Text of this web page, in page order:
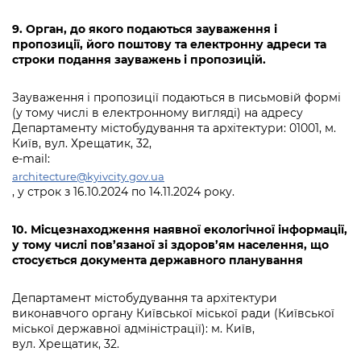
9. Орган, до якого подаються зауваження і
пропозиції, його поштову та електронну адреси та
строки подання зауважень і пропозицій.
Зауваження і пропозиції подаються в письмовій формі
(у тому числі в електронному вигляді) на адресу
Департаменту містобудування та архітектури: 01001, м.
Київ, вул. Хрещатик, 32,
e-mail:
architecture@kyivcity.gov.ua
, у строк з 16.10.2024 по 14.11.2024 року.
10. Місцезнаходження наявної екологічної інформації,
у тому числі пов’язаної зі здоров’ям населення, що
стосується документа державного планування
Департамент містобудування та архітектури
виконавчого органу Київської міської ради (Київської
міської державної адміністрації): м. Київ,
вул. Хрещатик, 32.